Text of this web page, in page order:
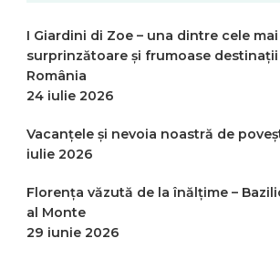
I Giardini di Zoe – una dintre cele mai
surprinzătoare și frumoase
România
24 iulie 2026
Vacanțele și nevoia noastră de
iulie 2026
Florența văzută de la înălțime –
al Monte
29 iunie 2026